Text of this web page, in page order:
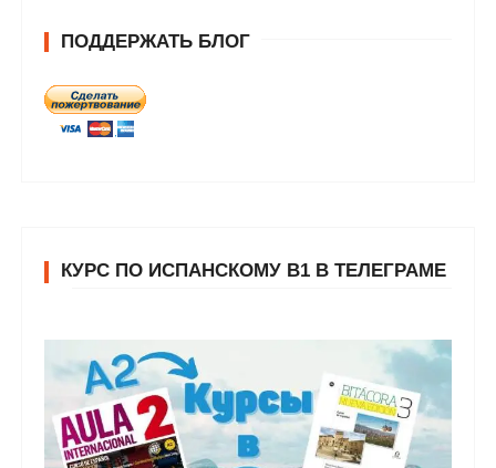
ПОДДЕРЖАТЬ БЛОГ
КУРС ПО ИСПАНСКОМУ В1 В ТЕЛЕГРАМЕ